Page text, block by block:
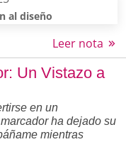
al diseño
Leer nota
Un Vistazo a
en un
ha dejado su
mientras